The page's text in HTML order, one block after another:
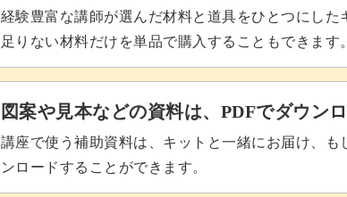
経験豊富な講師が選んだ材料と道具をひとつにした
足りない材料だけを単品で購入することもできます。
図案や見本などの資料は、PDFでダウン
講座で使う補助資料は、キットと一緒にお届け、も
ンロードすることができます。